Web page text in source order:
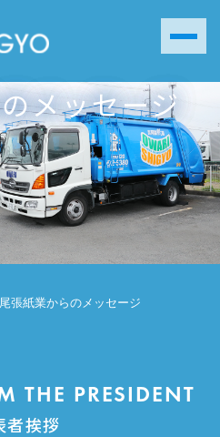
メッセージ
尾張紙業からのメッセージ
THE PRESIDENT
者挨拶